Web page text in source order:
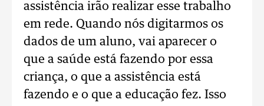
assistência irão realizar esse trabalho
em rede. Quando nós digitarmos os
dados de um aluno, vai aparecer o
que a saúde está fazendo por essa
criança, o que a assistência está
fazendo e o que a educação fez. Isso